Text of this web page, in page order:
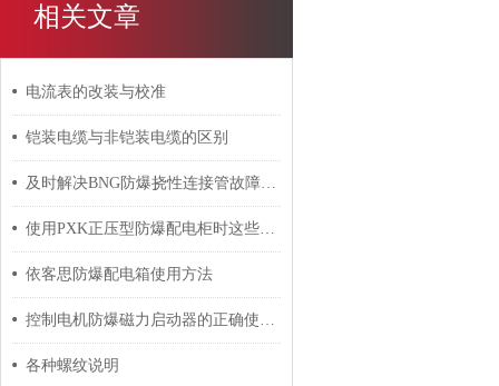
相关文章
电流表的改装与校准
铠装电缆与非铠装电缆的区别
及时解决BNG防爆挠性连接管故障是保障本质安全的重要环节
使用PXK正压型防爆配电柜时这些事项要多注意
依客思防爆配电箱使用方法
控制电机防爆磁力启动器的正确使用建议
各种螺纹说明